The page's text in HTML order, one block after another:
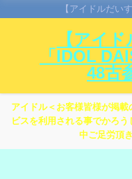
【アイドルだい
【アイド
「IDOL
48古
アイドル＜お客様皆様が掲
ビスを利用される事でかろ
中ご足労頂